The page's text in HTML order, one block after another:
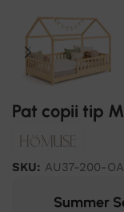
Pat copii tip
SKU: AU37-200-
Summer